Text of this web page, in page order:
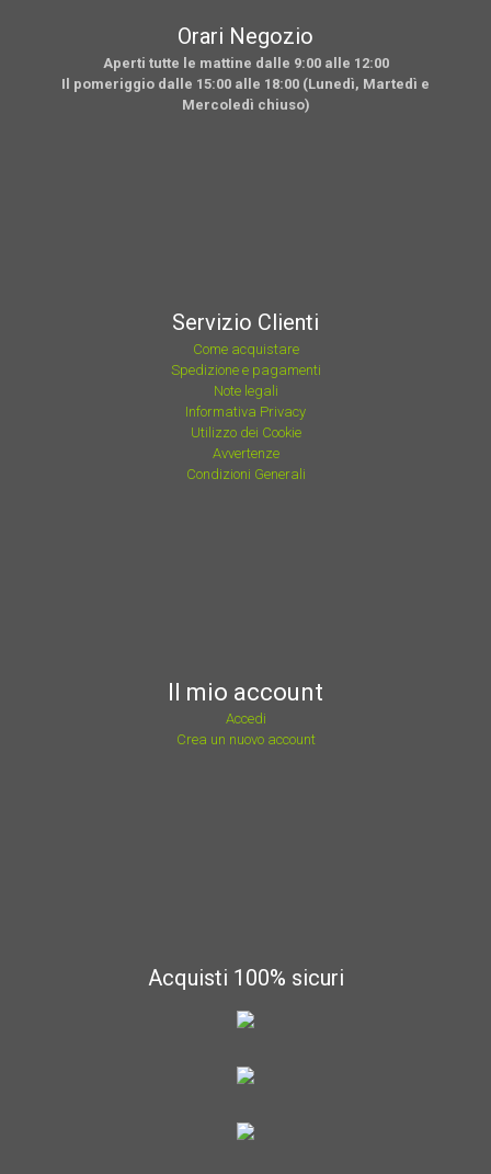
Orari Negozio
Aperti tutte le mattine dalle 9:00 alle 12:00
Il pomeriggio dalle 15:00 alle 18:00 (Lunedì, Martedì e
Mercoledì chiuso)
Servizio Clienti
Come acquistare
Spedizione e pagamenti
Note legali
Informativa Privacy
Utilizzo dei Cookie
Avvertenze
Condizioni Generali
Il mio account
Accedi
Crea un nuovo account
Acquisti 100% sicuri